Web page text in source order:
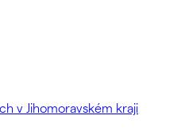
v Jihomoravském kraji